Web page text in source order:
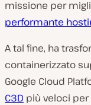
missione per
performante
A tal fine, ha
containerizzato
Google Cloud
C3D più veloci